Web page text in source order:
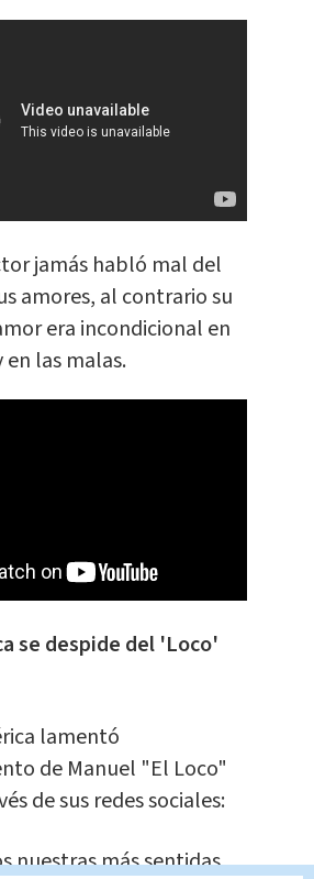
jamás habló mal del
amores, al contrario su
era incondicional en
en las malas.​
se despide del 'Loco'
lamentó
de Manuel "El Loco"
de sus redes sociales:
nuestras más sentidas